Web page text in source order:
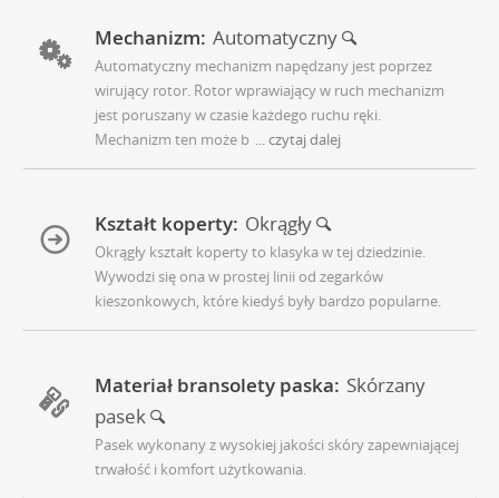
Mechanizm: Automatyczny
Automatyczny mechanizm napędzany jest poprzez
wirujący rotor. Rotor wprawiający w ruch mechanizm
jest poruszany w czasie każdego ruchu ręki.
Mechanizm ten może b ... czytaj dalej
Kształt koperty: Okrągły
Okrągły kształt koperty to klasyka w tej dziedzinie.
Wywodzi się ona w prostej linii od zegarków
kieszonkowych, które kiedyś były bardzo popularne.
Materiał bransolety paska: Skórzany
pasek
Pasek wykonany z wysokiej jakości skóry zapewniającej
trwałość i komfort użytkowania.